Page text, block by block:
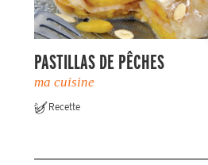
PASTILLAS DE PÊCHES
ma cuisine
Recette